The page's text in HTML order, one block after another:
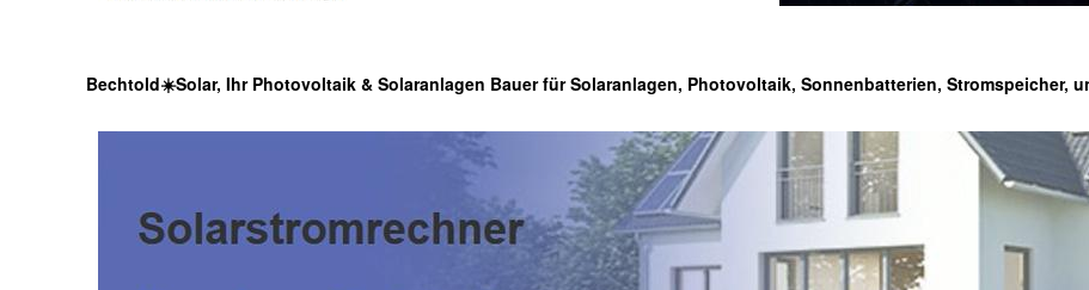
Bechtold☀️Solar, Ihr Photovoltaik & Solaranlagen Bauer für Solaranlagen, Photovoltaik, Sonnenbatterien, Stromspeicher,